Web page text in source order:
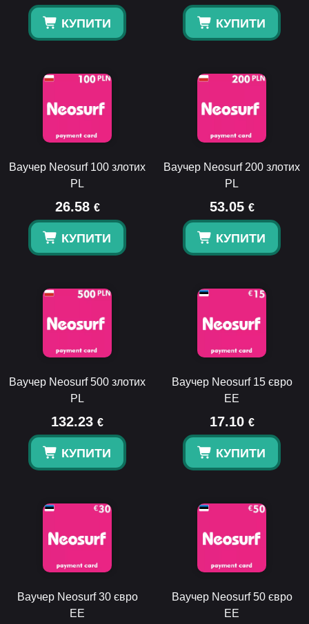
КУПИТИ КУПИТИ
Ваучер Neosurf 100 злотих
PL
26.58 €
КУПИТИ
Ваучер Neosurf 200 злотих
PL
53.05 €
КУПИТИ
Ваучер Neosurf 500 злотих
PL
132.23 €
КУПИТИ
Ваучер Neosurf 15 євро
EE
17.10 €
КУПИТИ
Ваучер Neosurf 30 євро
EE
Ваучер Neosurf 50 євро
EE